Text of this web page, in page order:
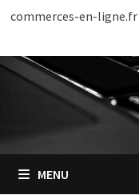
commerces-en-ligne.fr
MENU